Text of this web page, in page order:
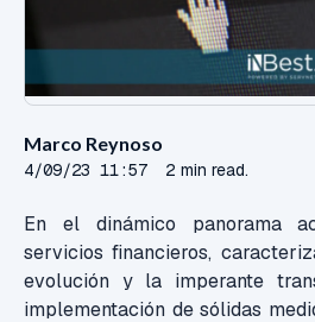
Marco Reynoso
4/09/23 11:57 2 min read.
En el dinámico panorama
servicios financieros,
evolución y la imperante
implementación de sólidas